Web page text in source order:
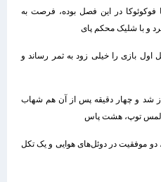
در این فصل بوده، فرصت به
و با شلیک محکم پای
بازی را خیلی زود به ثمر رساند و
فوکوئوکا در دقیقه 62 باز شد و چهار دقیقه پس از آن هم شهاب
موفقیت در دوئل‌های هوایی و یک تکل